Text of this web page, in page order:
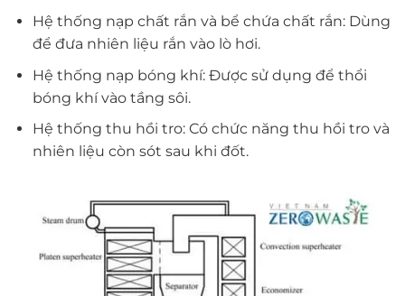
Hệ thống nạp chất rắn và bể chứa chất rắn: Dùng
để đưa nhiên liệu rắn vào lò hơi.
Hệ thống nạp bóng khí: Được sử dụng để thổi
bóng khí vào tầng sôi.
Hệ thống thu hồi tro: Có chức năng thu hồi tro và
nhiên liệu còn sót sau khi đốt.